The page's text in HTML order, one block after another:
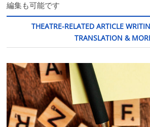
編集も可能です
THEATRE-RELATED ARTICLE
TRANSLATION &